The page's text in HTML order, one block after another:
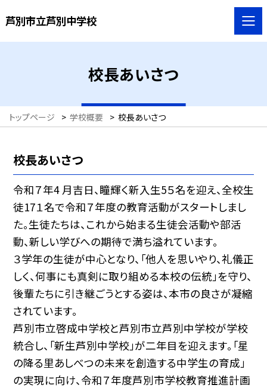
芦別市立芦別中学校
校長あいさつ
トップページ > 学校概要 > 校長あいさつ
校長あいさつ
令和７年4 月吉日、瞳輝く新入生5５名を迎え、全校生
徒17１名で令和７年度の教育活動がスタートしまし
た。生徒たちは、これから始まる生徒会活動や部活
動、新しい学びへの期待で満ち溢れています。
３学年の生徒が中心となり、「他人を思いやり、礼儀正
しく、何事にも真剣に取り組める本校の伝統」を守り、
後輩たちに引き継ごうとする姿は、本市の良さが凝縮
されています。
芦別市立啓成中学校と芦別市立芦別中学校が学校
統合し、「新生芦別中学校」が二年目を迎えます。「星
の降る里あしべつの未来を創造する中学生の育成」
の実現に向け、令和７年度芦別市学校教育推進計画